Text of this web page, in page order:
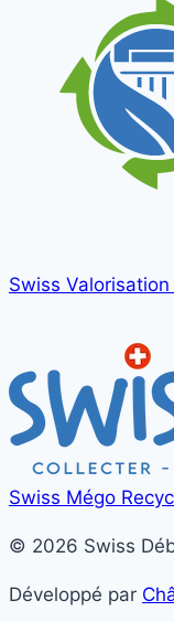
Swiss Valorisation
Swiss Mégo
© 2026 Swiss
Développé par